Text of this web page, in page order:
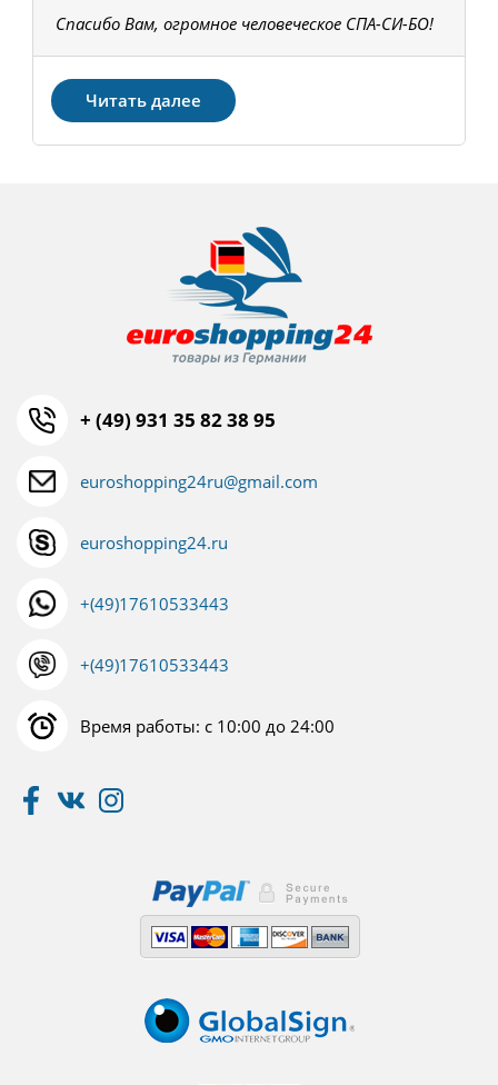
Спасибо Вам, огромное человеческое СПА-СИ-БО!
Читать далее
+ (49) 931 35 82 38 95
euroshopping24ru@gmail.com
euroshopping24.ru
+(49)17610533443
+(49)17610533443
Время работы: с 10:00 до 24:00